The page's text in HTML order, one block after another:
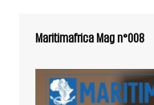
Maritimafrica Mag n°008